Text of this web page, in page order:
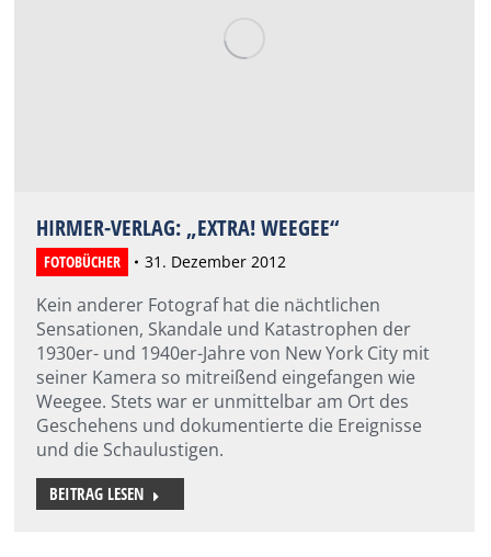
HIRMER-VERLAG: „EXTRA! WEEGEE“
FOTOBÜCHER 31. Dezember 2012
Kein anderer Fotograf hat die nächtlichen
Sensationen, Skandale und Katastrophen der
1930er- und 1940er-Jahre von New York City mit
seiner Kamera so mitreißend eingefangen wie
Weegee. Stets war er unmittelbar am Ort des
Geschehens und dokumentierte die Ereignisse
und die Schaulustigen.
BEITRAG LESEN